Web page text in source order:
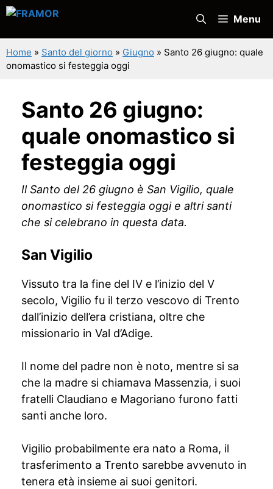
Vai
contenuto
Menu
Home » Santo del giorno » Giugno » Santo 26 giugno: quale
onomastico si festeggia oggi
Santo 26 giugno:
quale onomastico si
festeggia oggi
Il Santo del 26 giugno è San Vigilio, quale
onomastico si festeggia oggi e altri santi
che si celebrano in questa data.
San Vigilio
Vissuto tra la fine del IV e l’inizio del V
secolo, Vigilio fu il terzo vescovo di Trento
dall’inizio dell’era cristiana, oltre che
missionario in Val d’Adige.
Il nome del padre non è noto, mentre si sa
che la madre si chiamava Massenzia, i suoi
fratelli Claudiano e Magoriano furono fatti
santi anche loro.
Vigilio probabilmente era nato a Roma, il
trasferimento a Trento sarebbe avvenuto in
tenera età insieme ai suoi genitori.